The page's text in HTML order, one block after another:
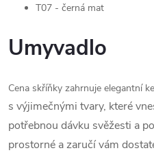
T07 - černá mat
Umyvadlo
Cena skříňky zahrnuje elegantní
s výjimečnými tvary, které
potřebnou dávku svěžesti a
prostorné a zaručí vám